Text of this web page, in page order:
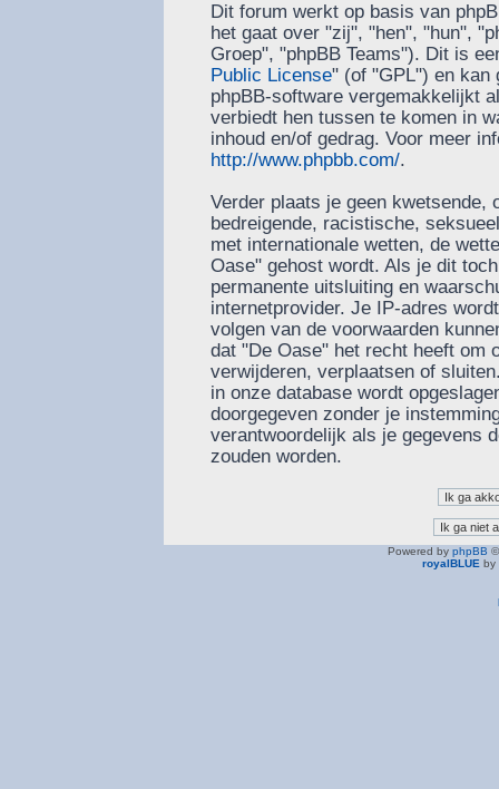
Dit forum werkt op basis van
het gaat over "zij", "hen", "hun",
Groep", "phpBB Teams"). Dit is
Public License" (of "GPL") en kan
phpBB-software vergemakkelijkt
verbiedt hen tussen te komen in
inhoud en/of gedrag. Voor meer
http://www.phpbb.com/.
Verder plaats je geen kwetsende,
bedreigende, racistische,
met internationale wetten, de
Oase" gehost wordt. Als je dit
permanente uitsluiting en
internetprovider. Je IP-adres
volgen van de voorwaarden
dat "De Oase" het recht heeft om
verwijderen, verplaatsen of
in onze database wordt
doorgegeven zonder je
verantwoordelijk als je gegevens
zouden worden.
Powered by phpBB
royalBLUE by